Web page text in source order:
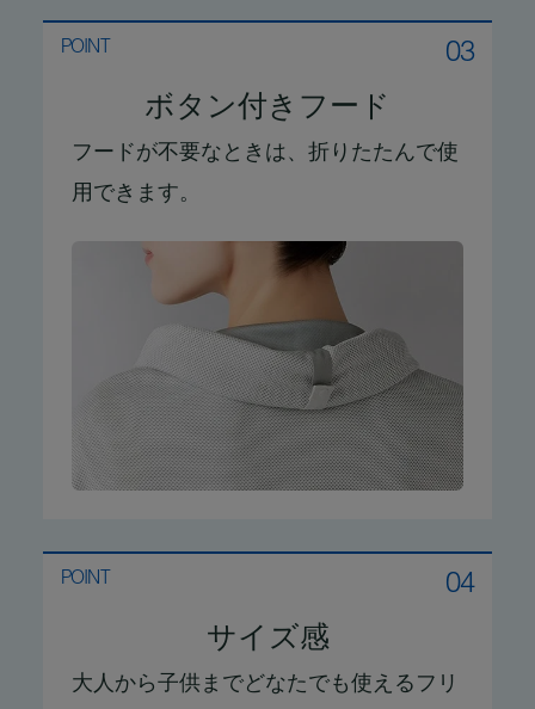
POINT 03
ボタン付きフード
フードが不要なときは、折りたたんで使
用できます。
POINT 04
サイズ感
大人から子供までどなたでも使えるフリ